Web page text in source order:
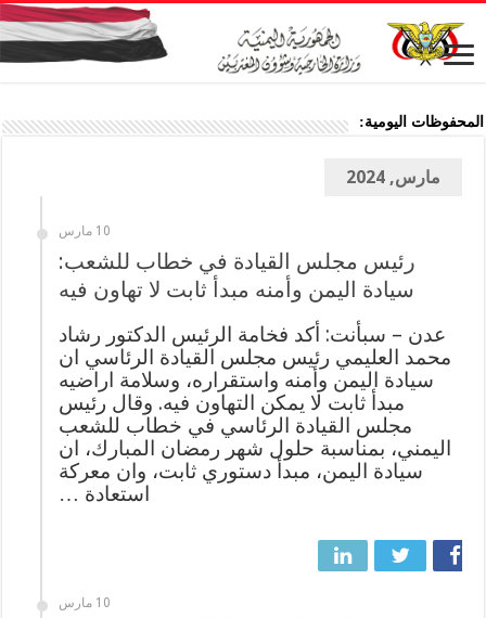
المحفوظات اليومية:
مارس, 2024
10 مارس
رئيس مجلس القيادة في خطاب للشعب:
سيادة اليمن وأمنه مبدأ ثابت لا تهاون فيه
عدن – سبأنت: أكد فخامة الرئيس الدكتور رشاد
محمد العليمي رئيس مجلس القيادة الرئاسي ان
سيادة اليمن وأمنه واستقراره، وسلامة اراضيه
مبدأ ثابت لا يمكن التهاون فيه. وقال رئيس
مجلس القيادة الرئاسي في خطاب للشعب
اليمني، بمناسبة حلول شهر رمضان المبارك، ان
سيادة اليمن، مبدأ دستوري ثابت، وان معركة
استعادة …
10 مارس